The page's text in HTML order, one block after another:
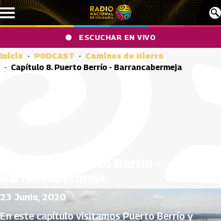
Pasar al contenido principal
ESCUCHAR EN VIVO
Inicio PODCAST
Caminos de Hierro
Capítulo 8. Puerto Berrío - Barrancabermeja
23 Junio, 2020
En este capítulo visitamos Puerto Berrío y